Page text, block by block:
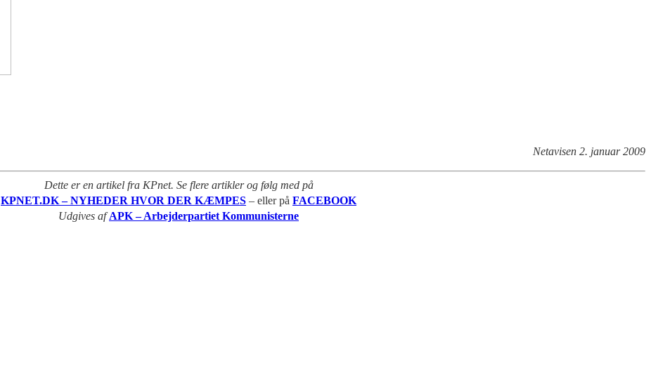
Netavisen 2. januar 2009
Dette er en artikel fra KPnet. Se flere artikler og følg med på
KPNET.DK – NYHEDER HVOR DER KÆMPES – eller på FACEBOOK
Udgives afAPK – Arbejderpartiet Kommunisterne